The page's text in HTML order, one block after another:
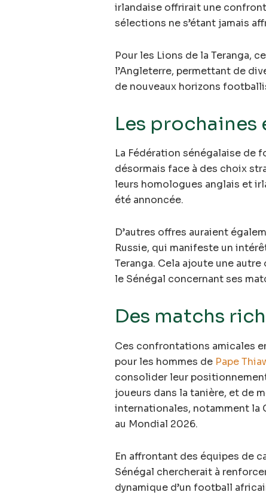
irlandaise offrirait une
sélections ne s’étant jamais
Pour les Lions de la Teranga,
l’Angleterre, permettant de
de nouveaux horizons
Les prochaines
La Fédération sénégalaise de
désormais face à des choix
leurs homologues anglais et
été annoncée.
D’autres offres auraient
Russie, qui manifeste un
Teranga. Cela ajoute une
le Sénégal concernant ses
Des matchs
Ces confrontations amicales
pour les hommes de Pape
consolider leur
joueurs dans la tanière, et de
internationales, notamment la
au Mondial 2026.
En affrontant des équipes de
Sénégal chercherait à
dynamique d’un football